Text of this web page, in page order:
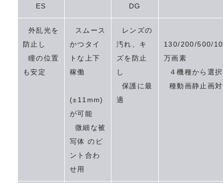
ES
DG
外乱光を
防止し
瞳の位置
も安定
スムース
かつタイ
トな上下
稼働
(±11mm)
が可能
微細な被
写体 のピ
ント合わ
せ用
レンズの
汚れ、キ
ズを防止
し
保護に最
適
130/200/500/
万画素
４機種から選択
種動画静止画